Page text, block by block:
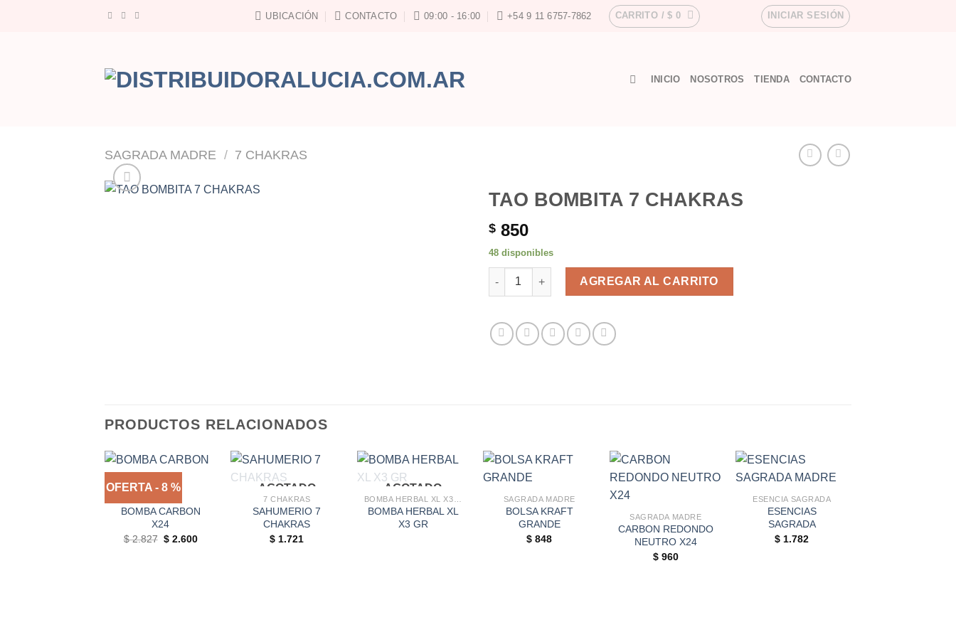
UBICACIÓN CONTACTO 09:00 - 16:00 +54 9 11 6757-7862 CARRITO /$ 0 INICIAR SESIÓN
INICIO NOSOTROS TIENDA CONTACTO
SAGRADA MADRE / 7 CHAKRAS
TAO BOMBITA 7 CHAKRAS
$ 850
48 disponibles
TAO BOMBITA 7 CHAKRAS cantidad
AGREGAR AL CARRITO
PRODUCTOS RELACIONADOS
OFERTA - 8 %
BOMBA CARBON
X24
$2.827 Original
$2.600Current
AGOTADO
7 CHAKRAS
SAHUMERIO 7
CHAKRAS
$ 1.721
AGOTADO
BOMBA HERBAL XL
X3 GR
SAGRADA MADRE
BOLSA KRAFT
GRANDE
$ 848
SAGRADA MADRE
CARBON REDONDO
NEUTRO X24
$960
ESENCIA SAGRADA
ESENCIAS
SAGRADA
$ 1.782